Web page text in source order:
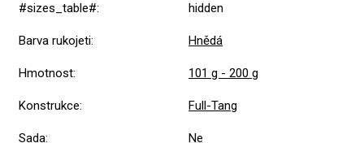
#sizes_table#: hidden
Barva rukojeti: Hnědá
Hmotnost: 101 g - 200 g
Konstrukce: Full-Tang
Sada: Ne